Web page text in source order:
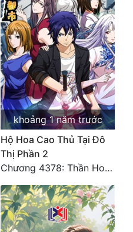
khoảng 1 năm trước
Hộ Hoa Cao Thủ Tại Đô
Thị Phần 2
Chương 4378: Thần Hoàng Hạ Thiên (Đại kết cục) (03)